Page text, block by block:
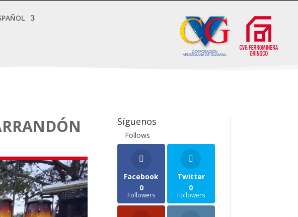
Síguenos
Follows
Facebook
0
Followers
Twitter
0
Followers